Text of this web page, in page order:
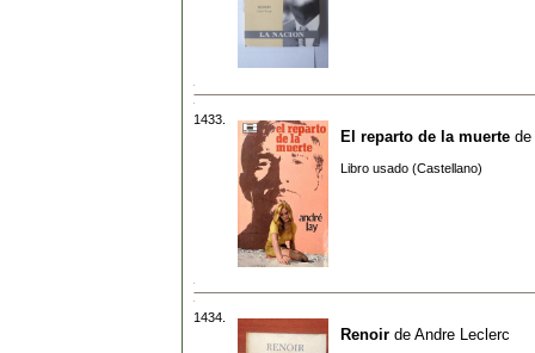
1433.
El reparto de la muerte de
Libro usado (Castellano)
1434.
Renoir de Andre Leclerc